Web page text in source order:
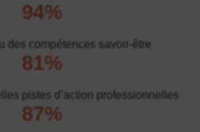
94%
des compétences savoir-être
81%
pistes d’action professionnelles
87%